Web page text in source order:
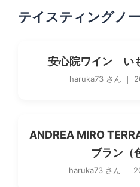
テイスティングノ
安心院ワイン い
haruka73 さん ｜
ANDREA MIRO
ブラン（
haruka73 さん ｜